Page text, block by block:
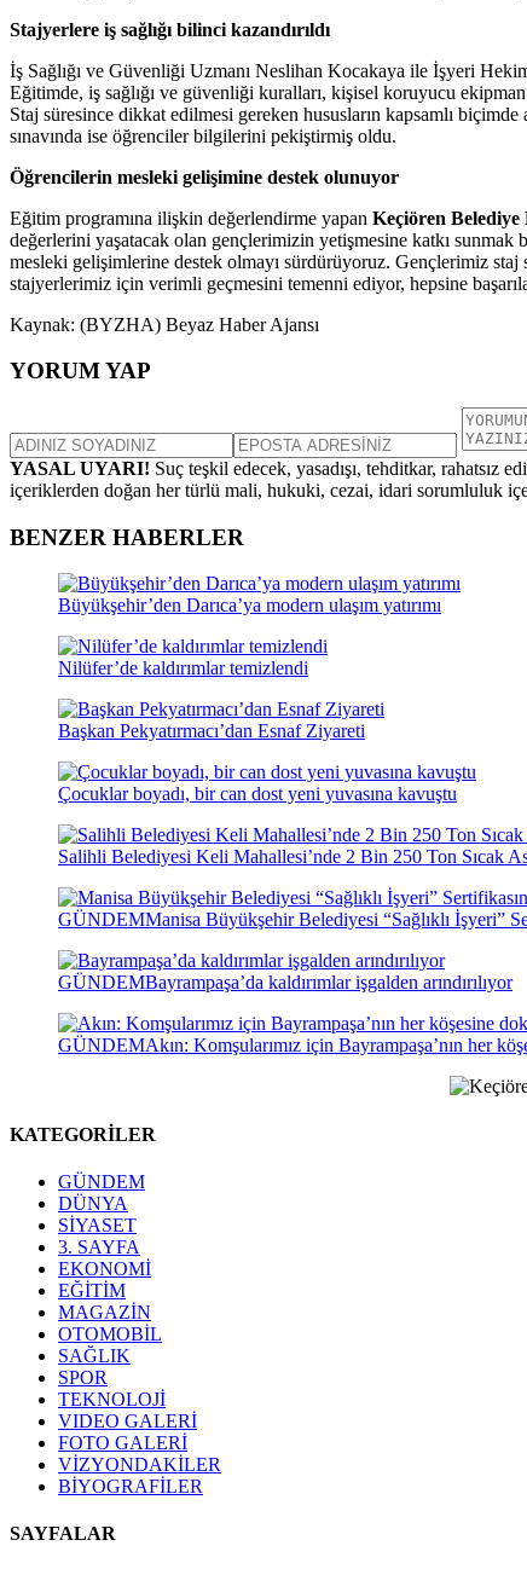
Stajyerlere iş sağlığı bilinci kazandırıldı
İş Sağlığı ve Güvenliği Uzmanı Neslihan Kocakaya ile İşyeri
Eğitimde, iş sağlığı ve güvenliği kuralları, kişisel koruyucu
Staj süresince dikkat edilmesi gereken hususların kapsamlı
sınavında ise öğrenciler bilgilerini pekiştirmiş oldu.
Öğrencilerin mesleki gelişimine destek olunuyor
Eğitim programına ilişkin değerlendirme yapan Keçiören Belediye
değerlerini yaşatacak olan gençlerimizin yetişmesine katkı
mesleki gelişimlerine destek olmayı sürdürüyoruz. Gençlerimiz
stajyerlerimiz için verimli geçmesini temenni ediyor, hepsine
Kaynak: (BYZHA) Beyaz Haber Ajansı
YORUM YAP
YASAL UYARI! Suç teşkil edecek, yasadışı, tehditkar, rahatsız
içeriklerden doğan her türlü mali, hukuki, cezai, idari sorumluluk
BENZER HABERLER
Büyükşehir’den Darıca’ya modern ulaşım yatırımı
Nilüfer’de kaldırımlar temizlendi
Başkan Pekyatırmacı’dan Esnaf Ziyareti
Çocuklar boyadı, bir can dost yeni yuvasına kavuştu
Salihli Belediyesi Keli Mahallesi’nde 2 Bin 250 Ton Sıcak
GÜNDEMManisa Büyükşehir Belediyesi “Sağlıklı İşyeri”
GÜNDEMBayrampaşa’da kaldırımlar işgalden arındırılıyor
GÜNDEMAkın: Komşularımız için Bayrampaşa’nın her
KATEGORİLER
GÜNDEM
DÜNYA
SİYASET
3. SAYFA
EKONOMİ
EĞİTİM
MAGAZİN
OTOMOBİL
SAĞLIK
SPOR
TEKNOLOJİ
VIDEO GALERİ
FOTO GALERİ
VİZYONDAKİLER
BİYOGRAFİLER
SAYFALAR